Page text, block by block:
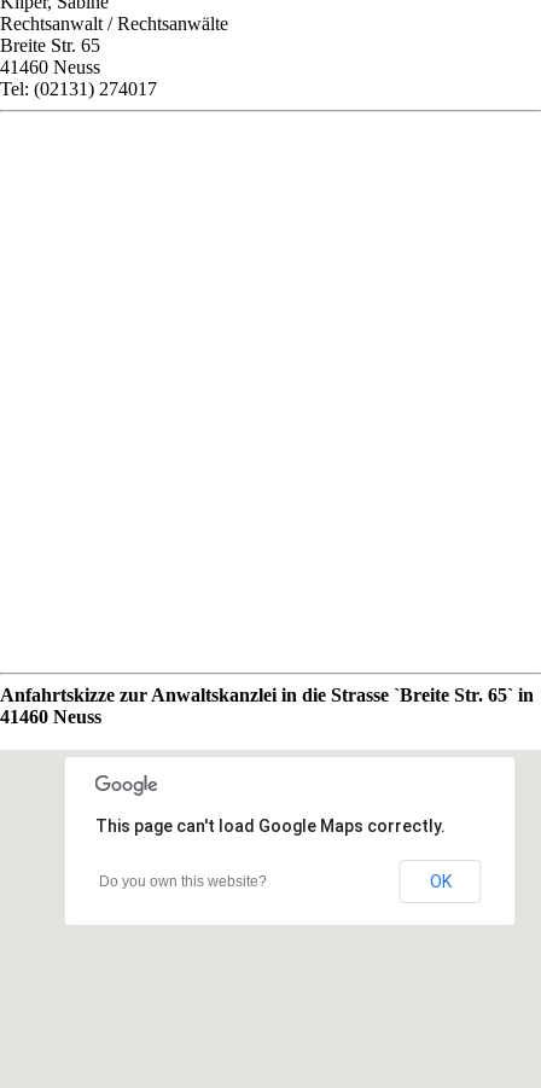
Rechtsanwalt / Rechtsanwälte
Breite Str. 65
41460 Neuss
Tel: (02131) 274017
Anfahrtskizze zur Anwaltskanzlei in die Strasse `Breite Str. 65` in
41460 Neuss
This page can't load Google Maps correctly.
Do you own this website? OK